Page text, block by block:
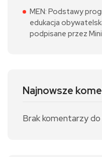
MEN: Podstawy
edukacja
podpisane przez
Najnowsze
Brak komentarzy